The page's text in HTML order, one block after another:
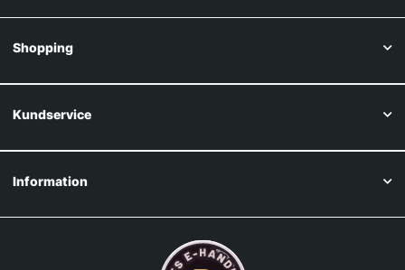
Shopping
Kundservice
Information